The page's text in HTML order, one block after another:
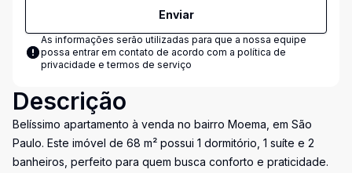
Enviar
As informações serão utilizadas para que a nossa equipe
possa entrar em contato de acordo com a política de
privacidade e termos de serviço
Descrição
Belíssimo apartamento à venda no bairro Moema, em São
Paulo. Este imóvel de 68 m² possui 1 dormitório, 1 suíte e 2
banheiros, perfeito para quem busca conforto e praticidade.